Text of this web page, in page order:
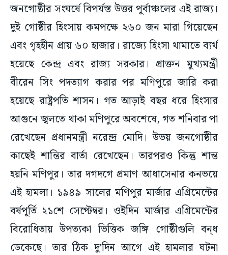
জনগোষ্ঠীর সংঘর্ষে বিপর্যস্ত উত্তর পূর্বাঞ্চলের এই রাজ্য।
দুই গোষ্ঠীর হিংসায় কমপক্ষে ২৬০ জন মারা গিয়েছেন
এবং গৃহহীন প্রায় ৬০ হাজার। রাজ্যে হিংসা থামাতে ব্যর্থ
হয়েছে কেন্দ্র এবং রাজ্য সরকার। প্রাক্তন মুখ্যমন্ত্রী
বীরেন সিং পদত্যাগ করার পর মণিপুরে জারি করা
হয়েছে রাষ্ট্রপতি শাসন। গত আড়াই বছর ধরে হিংসার
আগুনে জ্বলতে থাকা মণিপুরে অবশেষে, গত শনিবার পা
রেখেছেন প্রধানমন্ত্রী নরেন্দ্র মোদি। উভয় জনগোষ্ঠীর
কাছেই শান্তির বার্তা রেখেছেন। তারপরও কিন্তু শান্ত
হয়নি মণিপুর। তার দগদগে প্রমাণ আধাসেনার কনভয়ে
এই হামলা। ১৯৪৯ সালের মণিপুর মার্জার এগ্রিমেন্টের
বর্ষপূর্তি ২১শে সেপ্টেম্বর। ওইদিন মার্জার এগ্রিমেন্টের
বিরোধিতায় উপত্যকা ভিত্তিক জঙ্গি গোষ্ঠীগুলি বন্‌ধ
ডেকেছে। তার ঠিক দু’দিন আগে এই হামলার ঘটনা